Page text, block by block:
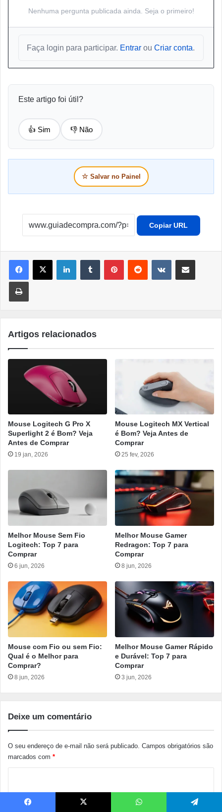
Nenhuma pergunta publicada ainda. Seja o primeiro!
Faça login para participar. Entrar ou Criar conta.
Este artigo foi útil?
👍 Sim 👎 Não
☆ Salvar no Painel
Copiar URL
LinkedinTumblr PinterestReddit VK Compartilhar por e-mail
Imprimir
Artigos relacionados
Mouse Logitech G Pro X
Superlight 2 é Bom? Veja
Antes de Comprar
19 jan, 2026
Mouse Logitech MX Vertical
é Bom? Veja Antes de
Comprar
25 fev, 2026
Melhor Mouse Sem Fio
Logitech: Top 7 para
Comprar
6 jun, 2026
Melhor Mouse Gamer
Redragon: Top 7 para
Comprar
8 jun, 2026
Mouse com Fio ou sem Fio:
Qual é o Melhor para
Comprar?
8 jun, 2026
Melhor Mouse Gamer Rápido
e Durável: Top 7 para
Comprar
3 jun, 2026
Deixe um comentário
O seu endereço de e-mail não será publicado. Campos obrigatórios são
marcados com *